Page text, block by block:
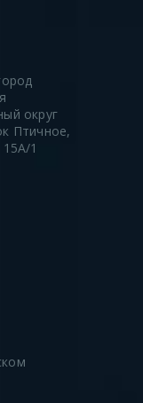
округ
Птичное,
1